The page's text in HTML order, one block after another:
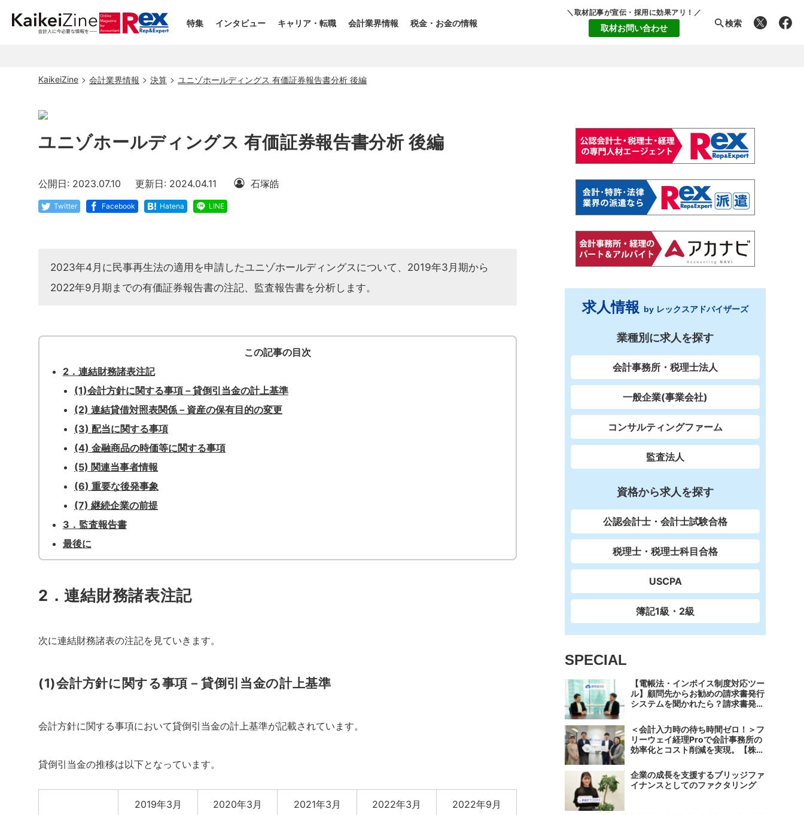
特集 インタビュー キャリア・転職 会計業界情報 税金・お金の情報
＼取材記事が宣伝・採用に効果アリ！／
取材お問い合わせ 検索
KaikeiZine 会計業界情報 決算 ユニゾホールディングス 有価証券報告書分析 後編
ユニゾホールディングス 有価証券報告書分析 後編
公開日: 2023.07.10 更新日: 2024.04.11 石塚皓
Twitter Facebook Hatena LINE
2023年4月に民事再生法の適用を申請したユニゾホールディングスについて、2019年3月期から
2022年9月期までの有価証券報告書の注記、監査報告書を分析します。
この記事の目次
2．連結財務諸表注記
(1)会計方針に関する事項－貸倒引当金の計上基準
(2) 連結貸借対照表関係－資産の保有目的の変更
(3) 配当に関する事項
(4) 金融商品の時価等に関する事項
(5) 関連当事者情報
(6) 重要な後発事象
(7) 継続企業の前提
3．監査報告書
最後に
2．連結財務諸表注記
次に連結財務諸表の注記を見ていきます。
(1)会計方針に関する事項－貸倒引当金の計上基準
会計方針に関する事項において貸倒引当金の計上基準が記載されています。
貸倒引当金の推移は以下となっています。
2019年3月 2020年3月 2021年3月 2022年3月 2022年9月
求人情報 by レックスアドバイザーズ
業種別に求人を探す
会計事務所・税理士法人
一般企業(事業会社)
コンサルティングファーム
監査法人
資格から求人を探す
公認会計士・会計士試験合格
税理士・税理士科目合格
USCPA
簿記1級・2級
SPECIAL
【電帳法・インボイス制度対応ツー
ル】顧問先からお勧めの請求書発行
システムを聞かれたら？請求書発行
つのシステムで完結する 「請求
QUICK」の魅力に迫る
＜会計入力時の待ち時間ゼロ！＞フ
リーウェイ経理Proで会計事務所の
効率化とコスト削減を実現。【株式
郷税理士法人（経理宅配便事業
部）】
企業の成長を支援するブリッジファ
イナンスとしてのファクタリング